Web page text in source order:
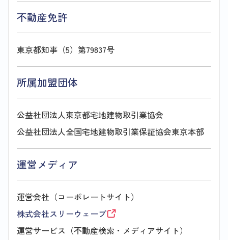
不動産免許
東京都知事（5）第79837号
所属加盟団体
公益社団法人東京都宅地建物取引業協会
公益社団法人全国宅地建物取引業保証協会東京本部
運営メディア
運営会社（コーポレートサイト）
株式会社スリーウェーブ
運営サービス（不動産検索・メディアサイト）